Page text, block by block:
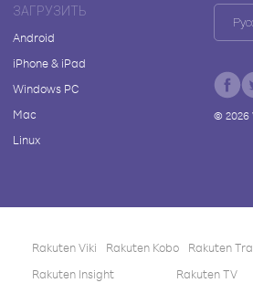
ЗАГРУЗИТЬ
Android
iPhone & iPad
Windows PC
Mac
Linux
© 2026
Rakuten Viki Rakuten Kobo Rakuten
Rakuten Insight
Rakuten TV